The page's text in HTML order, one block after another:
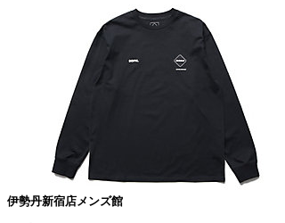
伊勢丹新宿店メンズ館